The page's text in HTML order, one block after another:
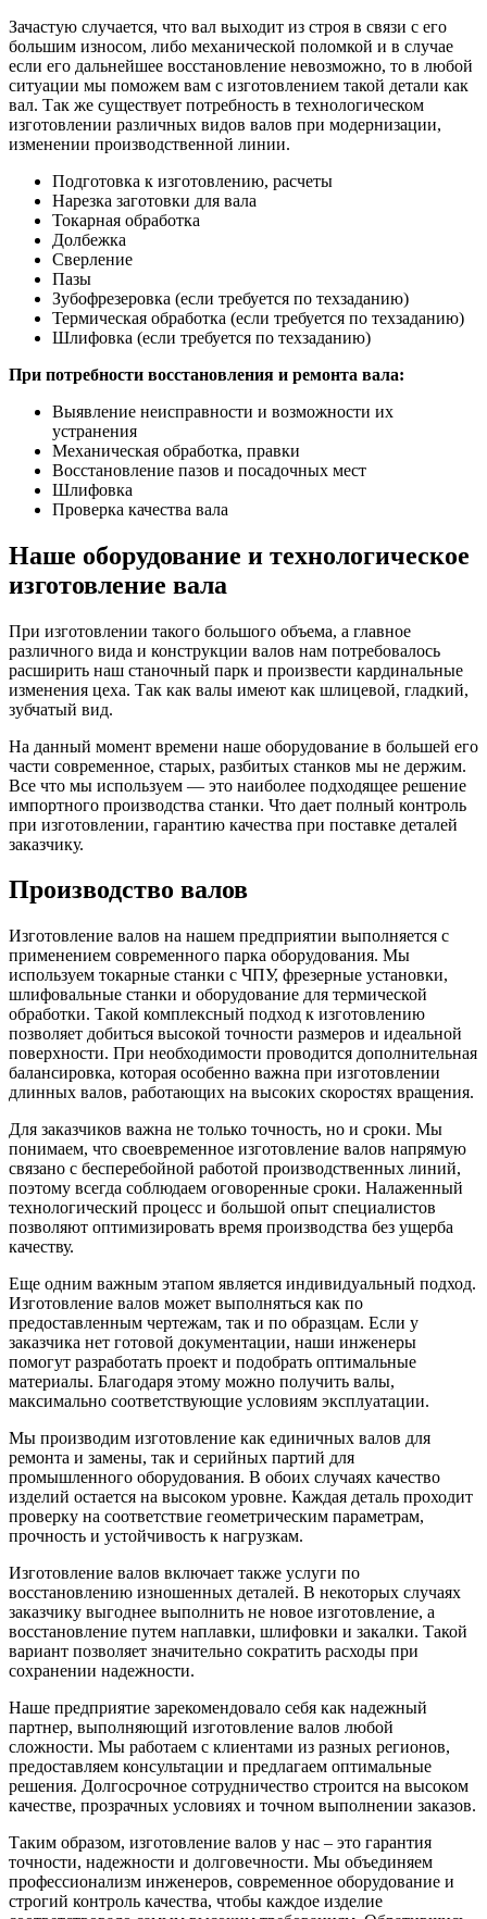
Зачастую случается, что вал выходит из строя в связи с его
большим износом, либо механической поломкой и в случае
если его дальнейшее восстановление невозможно, то в любой
ситуации мы поможем вам с изготовлением такой детали как
вал. Так же существует потребность в технологическом
изготовлении различных видов валов при модернизации,
изменении производственной линии.
Подготовка к изготовлению, расчеты
Нарезка заготовки для вала
Токарная обработка
Долбежка
Сверление
Пазы
Зубофрезеровка (если требуется по техзаданию)
Термическая обработка (если требуется по техзаданию)
Шлифовка (если требуется по техзаданию)
При потребности восстановления и ремонта вала:
Выявление неисправности и возможности их
устранения
Механическая обработка, правки
Восстановление пазов и посадочных мест
Шлифовка
Проверка качества вала
Наше оборудование и технологическое
изготовление вала
При изготовлении такого большого объема, а главное
различного вида и конструкции валов нам потребовалось
расширить наш станочный парк и произвести кардинальные
изменения цеха. Так как валы имеют как шлицевой, гладкий,
зубчатый вид.
На данный момент времени наше оборудование в большей его
части современное, старых, разбитых станков мы не держим.
Все что мы используем — это наиболее подходящее решение
импортного производства станки. Что дает полный контроль
при изготовлении, гарантию качества при поставке деталей
заказчику.
Производство валов
Изготовление валов на нашем предприятии выполняется с
применением современного парка оборудования. Мы
используем токарные станки с ЧПУ, фрезерные установки,
шлифовальные станки и оборудование для термической
обработки. Такой комплексный подход к изготовлению
позволяет добиться высокой точности размеров и идеальной
поверхности. При необходимости проводится дополнительная
балансировка, которая особенно важна при изготовлении
длинных валов, работающих на высоких скоростях вращения.
Для заказчиков важна не только точность, но и сроки. Мы
понимаем, что своевременное изготовление валов напрямую
связано с бесперебойной работой производственных линий,
поэтому всегда соблюдаем оговоренные сроки. Налаженный
технологический процесс и большой опыт специалистов
позволяют оптимизировать время производства без ущерба
качеству.
Еще одним важным этапом является индивидуальный подход.
Изготовление валов может выполняться как по
предоставленным чертежам, так и по образцам. Если у
заказчика нет готовой документации, наши инженеры
помогут разработать проект и подобрать оптимальные
материалы. Благодаря этому можно получить валы,
максимально соответствующие условиям эксплуатации.
Мы производим изготовление как единичных валов для
ремонта и замены, так и серийных партий для
промышленного оборудования. В обоих случаях качество
изделий остается на высоком уровне. Каждая деталь проходит
проверку на соответствие геометрическим параметрам,
прочность и устойчивость к нагрузкам.
Изготовление валов включает также услуги по
восстановлению изношенных деталей. В некоторых случаях
заказчику выгоднее выполнить не новое изготовление, а
восстановление путем наплавки, шлифовки и закалки. Такой
вариант позволяет значительно сократить расходы при
сохранении надежности.
Наше предприятие зарекомендовало себя как надежный
партнер, выполняющий изготовление валов любой
сложности. Мы работаем с клиентами из разных регионов,
предоставляем консультации и предлагаем оптимальные
решения. Долгосрочное сотрудничество строится на высоком
качестве, прозрачных условиях и точном выполнении заказов.
Таким образом, изготовление валов у нас – это гарантия
точности, надежности и долговечности. Мы объединяем
профессионализм инженеров, современное оборудование и
строгий контроль качества, чтобы каждое изделие